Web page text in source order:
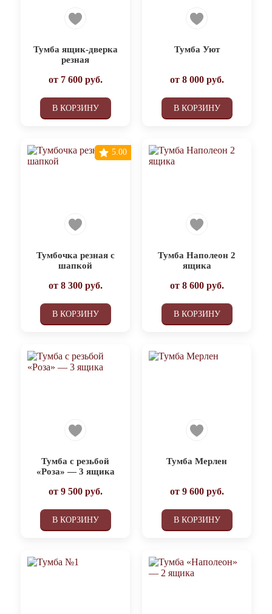
Тумба ящик-дверка
резная
от 7 600руб.
В КОРЗИНУ
Тумба Уют
от 8 000руб.
В КОРЗИНУ
Тумбочка резная с
шапкой
от 8 300руб.
В КОРЗИНУ
5.00
Тумба Наполеон 2
ящика
от 8 600руб.
В КОРЗИНУ
Тумба с резьбой
«Роза» — 3 ящика
от 9 500руб.
В КОРЗИНУ
Тумба Мерлен
от 9 600руб.
В КОРЗИНУ